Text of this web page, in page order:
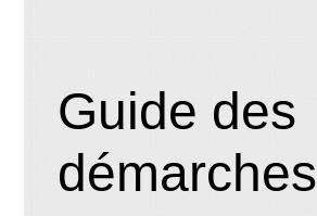
Guide des
démarches